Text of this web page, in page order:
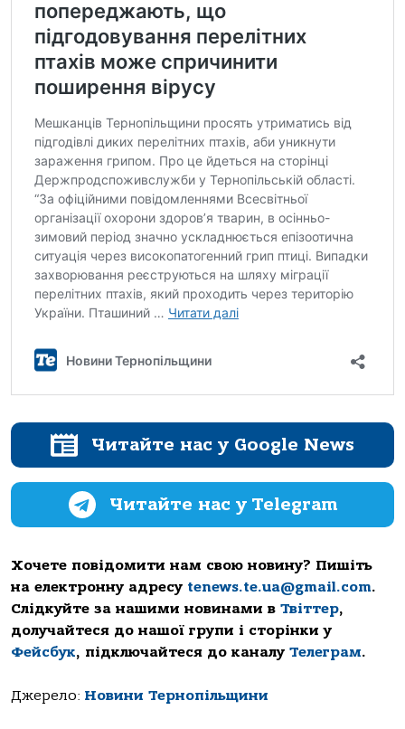
Читайте нас у Google News
Читайте нас у Telegram
Хочете повідомити нам свою новину? Пишіть
на електронну адресу tenews.te.ua@gmail.com.
Слідкуйте за нашими новинами в Твіттер,
долучайтеся до нашої групи і сторінки у
Фейсбук, підключайтеся до каналу Телеграм.
Джерело: Новини Тернопільщини